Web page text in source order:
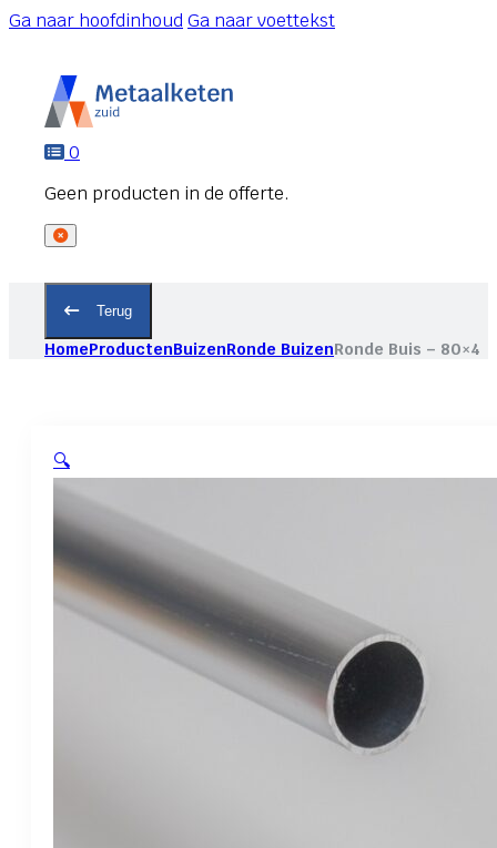
Ga naar hoofdinhoudGa naar voettekst
0
Terug
HomeProductenBuizenRonde BuizenRonde Buis – 80×4
🔍